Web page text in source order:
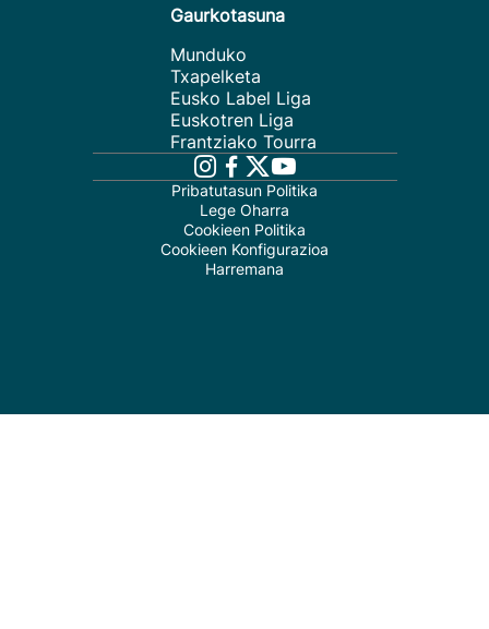
Gaurkotasuna
Munduko
Txapelketa
Eusko Label Liga
Euskotren Liga
Frantziako Tourra
Pribatutasun Politika
Lege Oharra
Cookieen Politika
Cookieen Konfigurazioa
Harremana